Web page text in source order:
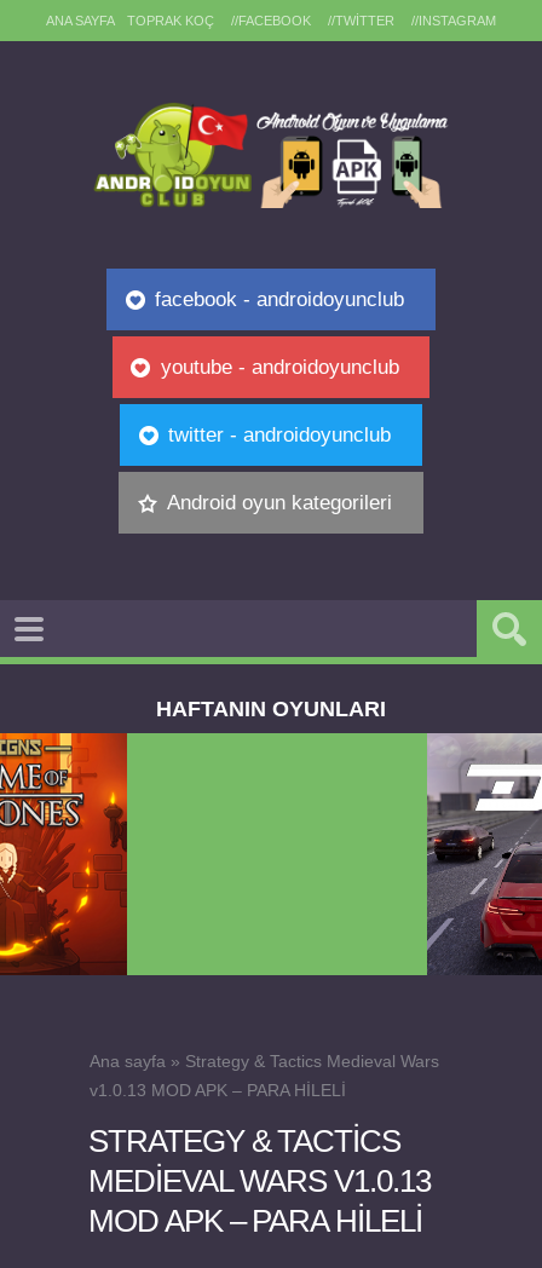
ANA SAYFA TOPRAK KOÇ //FACEBOOK //TWITTER //INSTAGRAM
facebook - androidoyunclub
youtube - androidoyunclub
twitter - androidoyunclub
Android oyun kategorileri
HAFTANIN OYUNLARI
Felix the Reaper v1.25 FULL APK
Ana sayfa » Strategy & Tactics Medieval Wars
v1.0.13 MOD APK – PARA HİLELİ
STRATEGY & TACTICS
MEDIEVAL WARS V1.0.13
MOD APK – PARA HİLELİ